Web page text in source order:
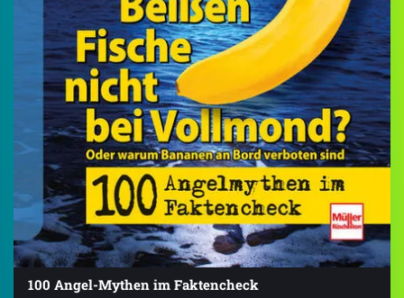
100 Angel-Mythen im Faktencheck